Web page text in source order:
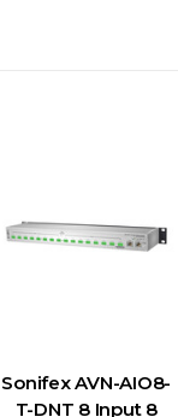
Sonifex AVN-AIO8-
T-DNT 8 Input 8